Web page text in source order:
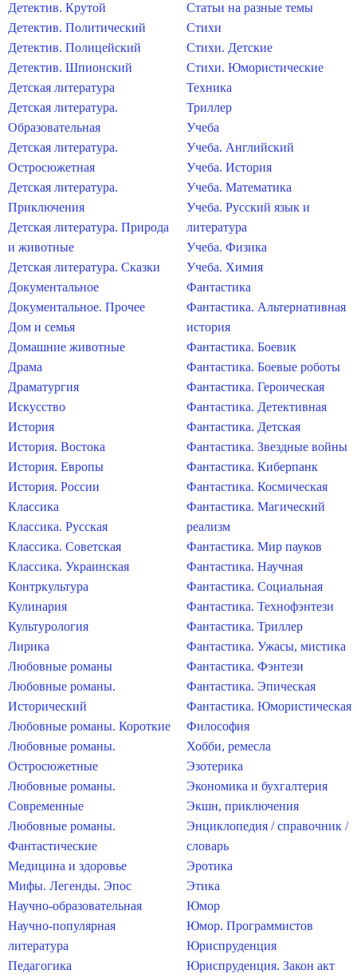
Детектив. Крутой
Детектив. Политический
Детектив. Полицейский
Детектив. Шпионский
Детская литература
Детская литература.
Образовательная
Детская литература.
Остросюжетная
Детская литература.
Приключения
Детская литература. Природа
и животные
Детская литература. Сказки
Документальное
Документальное. Прочее
Дом и семья
Домашние животные
Драма
Драматургия
Искусство
История
История. Востока
История. Европы
История. России
Классика
Классика. Русская
Классика. Советская
Классика. Украинская
Контркультура
Кулинария
Культурология
Лирика
Любовные романы
Любовные романы.
Исторический
Любовные романы. Короткие
Любовные романы.
Остросюжетные
Любовные романы.
Современные
Любовные романы.
Фантастические
Медицина и здоровье
Мифы. Легенды. Эпос
Научно-образовательная
Научно-популярная
литература
Педагогика
Статьи на разные темы
Стихи
Стихи. Детские
Стихи. Юмористические
Техника
Триллер
Учеба
Учеба. Английский
Учеба. История
Учеба. Математика
Учеба. Русский язык и
литература
Учеба. Физика
Учеба. Химия
Фантастика
Фантастика. Альтернативная
история
Фантастика. Боевик
Фантастика. Боевые роботы
Фантастика. Героическая
Фантастика. Детективная
Фантастика. Детская
Фантастика. Звездные войны
Фантастика. Киберпанк
Фантастика. Космическая
Фантастика. Магический
реализм
Фантастика. Мир пауков
Фантастика. Научная
Фантастика. Социальная
Фантастика. Технофэнтези
Фантастика. Триллер
Фантастика. Ужасы, мистика
Фантастика. Фэнтези
Фантастика. Эпическая
Фантастика. Юмористическая
Философия
Хобби, ремесла
Эзотерика
Экономика и бухгалтерия
Экшн, приключения
Энциклопедия / справочник /
словарь
Эротика
Этика
Юмор
Юмор. Программистов
Юриспруденция
Юриспруденция. Закон акт